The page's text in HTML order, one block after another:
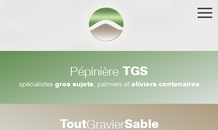
Pépinière TGS
spécialistes gros sujets, palmiers et oliviers centenaires
ToutGravierSable